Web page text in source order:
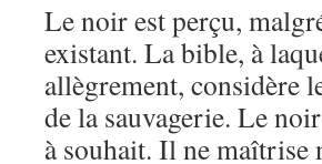
Le noir est perçu,
existant. La bible, à
allègrement, considère
de la sauvagerie. Le
à souhait. Il ne maîtrise